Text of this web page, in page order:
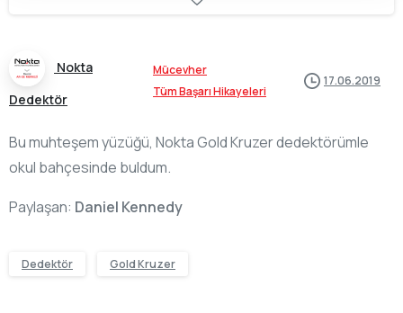
Nokta
Dedektör
Mücevher
Tüm Başarı Hikayeleri
17.06.2019
Bu muhteşem yüzüğü, Nokta Gold Kruzer dedektörümle
okul bahçesinde buldum.
Paylaşan: Daniel Kennedy
Dedektör Gold Kruzer